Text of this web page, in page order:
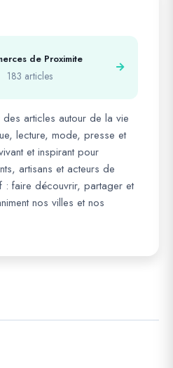
de Proximite
183 articles
articles autour de la vie
lecture, mode, presse et
et inspirant pour
artisans et acteurs de
: faire découvrir, partager et
nos villes et nos